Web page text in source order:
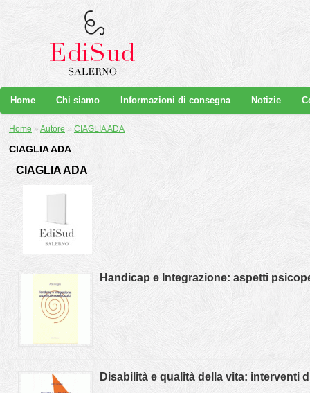
Home Chi siamo Informazioni di consegna Notizie
Home » Autore » CIAGLIA ADA
CIAGLIA ADA
CIAGLIA ADA
Handicap e Integrazione: aspetti
Disabilità e qualità della vita: interventi